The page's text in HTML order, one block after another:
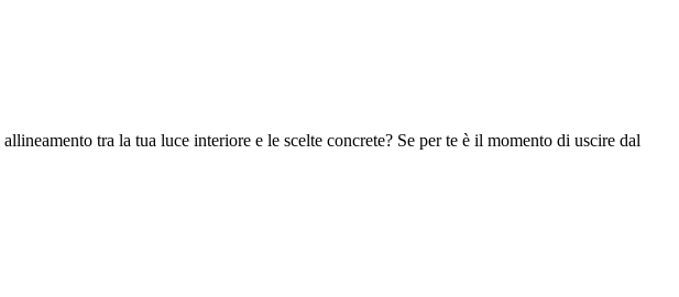
tra la tua luce interiore e le scelte concrete? Se per te è il momento di uscire dal